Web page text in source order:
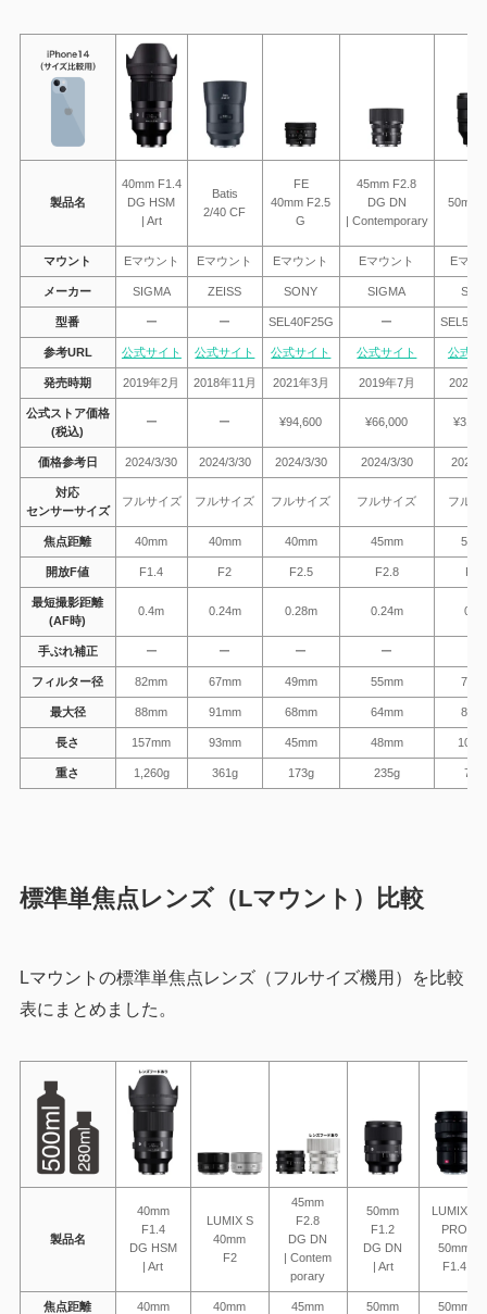
製品名
40mm F1.4
DG HSM
| Art
Batis
2/40 CF
FE
40mm F2.5
G
45mm F2.8
DG DN
| Contemporary
50mm
マウント Eマウント Eマウント Eマウント Eマウント Eマウ
メーカー SIGMA ZEISS SONY SIGMA
型番 ー ー SEL40F25G ー
参考URL 公式サイト 公式サイト 公式サイト 公式サイト 公式サ
発売時期 2019年2月 2018年11月 2021年3月 2019年7月 2021
公式ストア価格
(税込)
ー ー ¥94,600 ¥66,000
価格参考日 2024/3/30 2024/3/30 2024/3/30 2024/3/30 2024/
対応
センサーサイズ
フルサイズ フルサイズ フルサイズ フルサイズ フルサ
焦点距離 40mm 40mm 40mm 45mm
開放F値 F1.4 F2 F2.5 F2.8
最短撮影距離
(AF時)
0.4m 0.24m 0.28m 0.24m
手ぶれ補正 ー ー ー ー
フィルター径 82mm 67mm 49mm 55mm
最大径 88mm 91mm 68mm 64mm
長さ 157mm 93mm 45mm 48mm
重さ 1,260g 361g 173g 235g
標準単焦点レンズ（Lマウント）比較
Lマウントの標準単焦点レンズ（フルサイズ機用）を比較
表にまとめました。
製品名
40mm
F1.4
DG HSM
| Art
LUMIX S
40mm
F2
45mm
F2.8
DG DN
| Contem
porary
50mm
F1.2
DG DN
| Art
LUMIX S
PRO
50mm
F1.4
焦点距離 40mm 40mm 45mm 50mm 50mm